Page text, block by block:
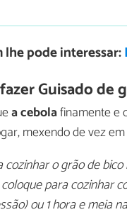
lhe pode interessar:
Guisado de
a cebolafinamente e
mexendo de vez
o grão de
para cozinhar
ou 1 hora e meia